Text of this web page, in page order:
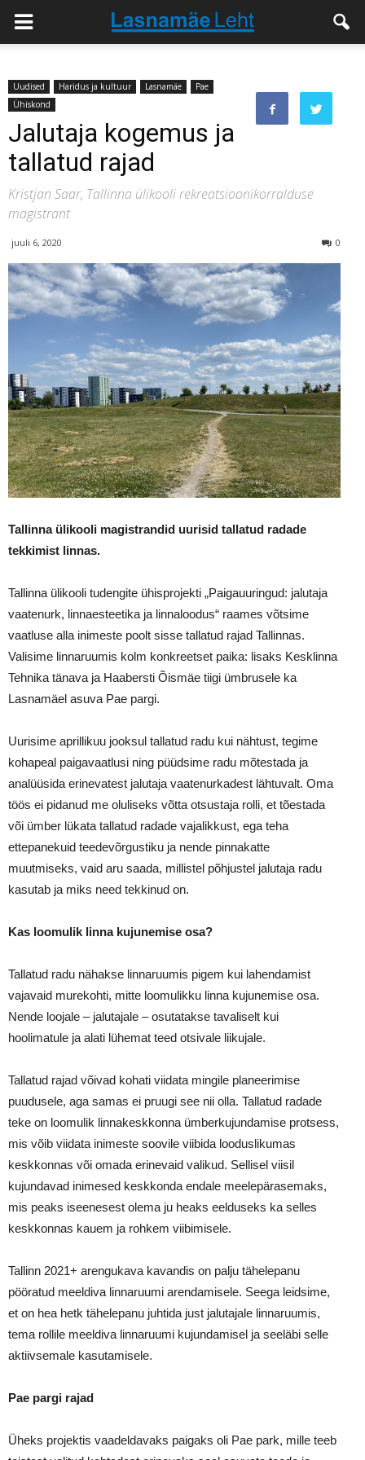
Uudised Haridus ja kultuur Lasnamäe
Pae
Ühiskond
Jalutaja kogemus ja
tallatud rajad
Kristjan Saar, Tallinna ülikooli rekreatsioonikorralduse
magistrant
juuli 6, 2020 0
Tallinna ülikooli magistrandid uurisid tallatud radade
tekkimist linnas.
Tallinna ülikooli tudengite ühisprojekti „Paigauuringud: jalutaja
vaatenurk, linnaesteetika ja linnaloodus“ raames võtsime
vaatluse alla inimeste poolt sisse tallatud rajad Tallinnas.
Valisime linnaruumis kolm konkreetset paika: lisaks Kesklinna
Tehnika tänava ja Haabersti Õismäe tiigi ümbrusele ka
Lasnamäel asuva Pae pargi.
Uurisime aprillikuu jooksul tallatud radu kui nähtust, tegime
kohapeal paigavaatlusi ning püüdsime radu mõtestada ja
analüüsida erinevatest jalutaja vaatenurkadest lähtuvalt. Oma
töös ei pidanud me oluliseks võtta otsustaja rolli, et tõestada
või ümber lükata tallatud radade vajalikkust, ega teha
ettepanekuid teedevõrgustiku ja nende pinnakatte
muutmiseks, vaid aru saada, millistel põhjustel jalutaja radu
kasutab ja miks need tekkinud on.
Kas loomulik linna kujunemise osa?
Tallatud radu nähakse linnaruumis pigem kui lahendamist
vajavaid murekohti, mitte loomulikku linna kujunemise osa.
Nende loojale – jalutajale – osutatakse tavaliselt kui
hoolimatule ja alati lühemat teed otsivale liikujale.
Tallatud rajad võivad kohati viidata mingile planeerimise
puudusele, aga samas ei pruugi see nii olla. Tallatud radade
teke on loomulik linnakeskkonna ümberkujundamise protsess,
mis võib viidata inimeste soovile viibida looduslikumas
keskkonnas või omada erinevaid valikud. Sellisel viisil
kujundavad inimesed keskkonda endale meelepärasemaks,
mis peaks iseenesest olema ju heaks eelduseks ka selles
keskkonnas kauem ja rohkem viibimisele.
Tallinn 2021+ arengukava kavandis on palju tähelepanu
pööratud meeldiva linnaruumi arendamisele. Seega leidsime,
et on hea hetk tähelepanu juhtida just jalutajale linnaruumis,
tema rollile meeldiva linnaruumi kujundamisel ja seeläbi selle
aktiivsemale kasutamisele.
Pae pargi rajad
Üheks projektis vaadeldavaks paigaks oli Pae park, mille teeb